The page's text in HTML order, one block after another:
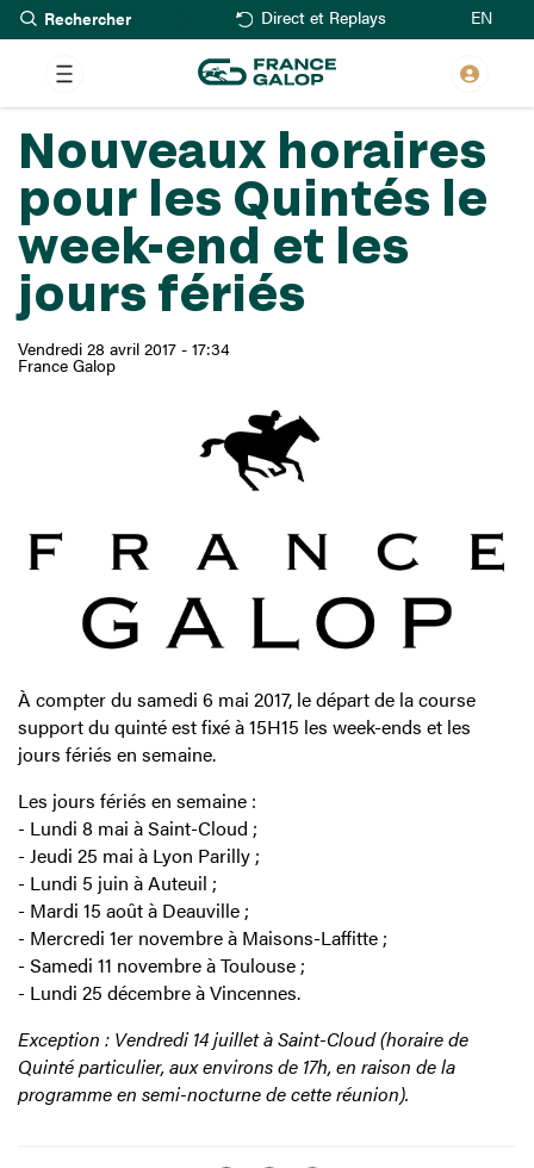
Aller
au
contenu
principal
Rechercher Direct et Replays EN
Nouveaux horaires
pour les Quintés le
week-end et les
jours fériés
Vendredi 28 avril 2017 - 17:34
France Galop
À compter du samedi 6 mai 2017, le départ de la course
support du quinté est fixé à 15H15 les week-ends et les
jours fériés en semaine.
Les jours fériés en semaine :
- Lundi 8 mai à Saint-Cloud ;
- Jeudi 25 mai à Lyon Parilly ;
- Lundi 5 juin à Auteuil ;
- Mardi 15 août à Deauville ;
- Mercredi 1er novembre à Maisons-Laffitte ;
- Samedi 11 novembre à Toulouse ;
- Lundi 25 décembre à Vincennes.
Exception : Vendredi 14 juillet à Saint-Cloud (horaire de
Quinté particulier, aux environs de 17h, en raison de la
programme en semi-nocturne de cette réunion).